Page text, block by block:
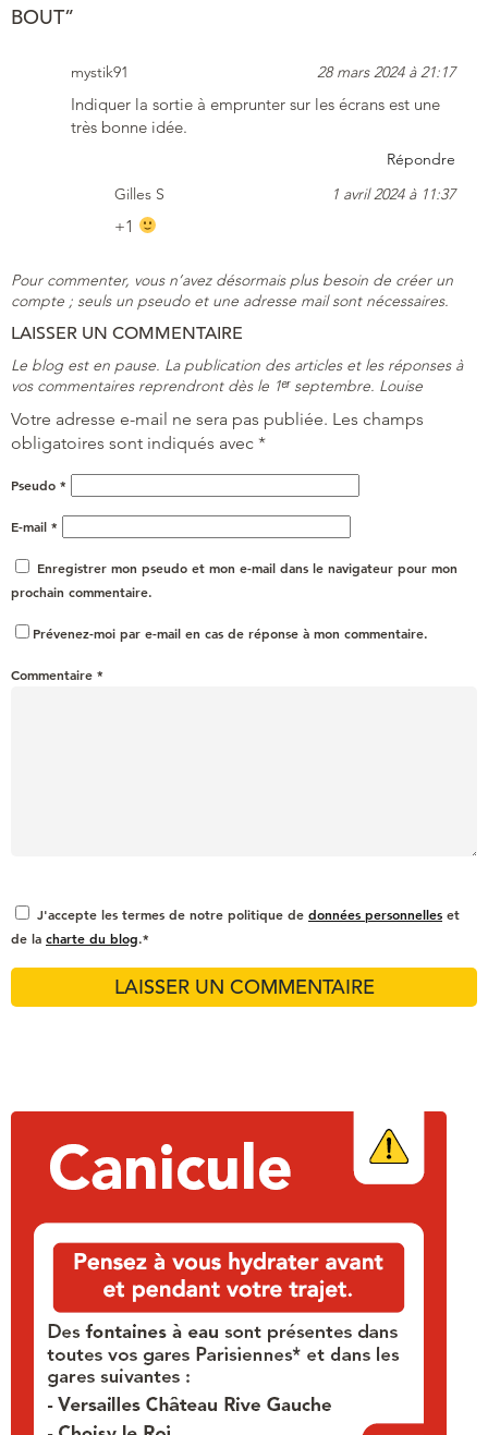
BOUT”
mystik91 28 mars 2024 à 21:17
Indiquer la sortie à emprunter sur les écrans est une
très bonne idée.
Répondre
Gilles S
1 avril 2024 à 11:37
+1
Pour commenter, vous n’avez désormais plus besoin de créer un
compte ; seuls un pseudo et une adresse mail sont nécessaires.
LAISSER UN COMMENTAIRE
Le blog est en pause. La publication des articles et les réponses à
vos commentaires reprendront dès le 1ᵉʳ septembre. Louise
Votre adresse e-mail ne sera pas publiée. Les champs
obligatoires sont indiqués avec *
Pseudo *
E-mail *
Enregistrer mon pseudo et mon e-mail dans le navigateur pour mon
prochain commentaire.
Prévenez-moi par e-mail en cas de réponse à mon commentaire.
Commentaire *
J'accepte les termes de notre politique de données personnelles et
de la charte du blog.*